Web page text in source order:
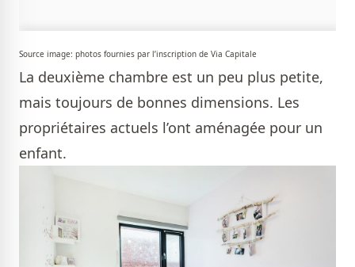
Source image: photos fournies par l’inscription de Via Capitale
La deuxième chambre est un peu plus petite,
mais toujours de bonnes dimensions. Les
propriétaires actuels l’ont aménagée pour un
enfant.